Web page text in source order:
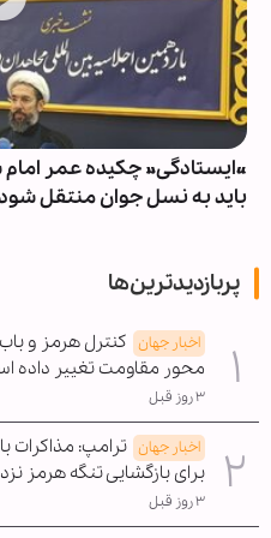
«ایستادگی» چکیده عمر
باید به نسل جوان منتقل
پربازدیدترین‌ها
اخبار جهان کنترل هرمز و
محور مقاومت تغییر داده
۳ روز قبل
اخبار جهان ترامپ: مذاکرات
برای بازگشایی تنگه هرمز
۳ روز قبل